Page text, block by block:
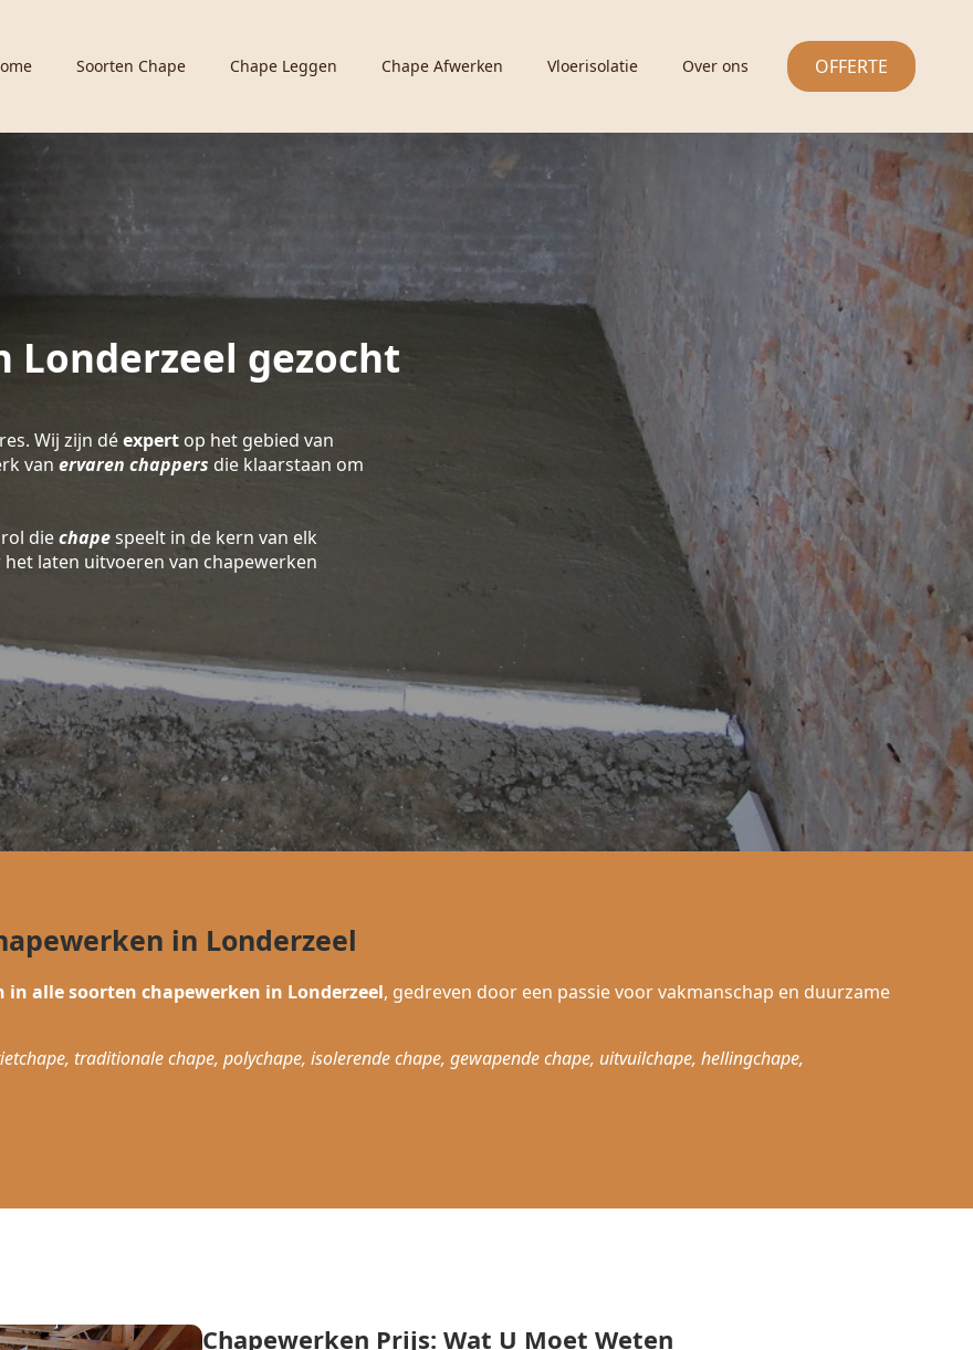
Soorten Chape Chape Leggen Chape Afwerken Vloerisolatie Over ons OFFERTE
Londerzeel gezocht
Wij zijn déexpert op het gebied van
van ervaren chappers die klaarstaan om
diechapespeelt in de kern van elk
laten uitvoeren van chapewerken
in Londerzeel
in alle soorten chapewerken in Londerzeel, gedreven door een passie voor vakmanschap en duurzame
traditionale chape, polychape, isolerende chape, gewapende chape, uitvuilchape, hellingchape,
Chapewerken Prijs: Wat U Moet Weten